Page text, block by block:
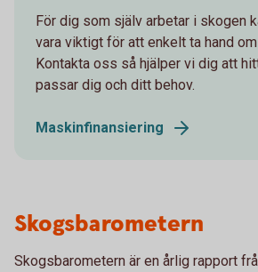
För dig som själv arbetar i skogen
vara viktigt för att enkelt ta hand
Kontakta oss så hjälper vi dig att
passar dig och ditt behov.
Maskinfinansiering
Skogsbarometern
Skogsbarometern är en årlig rapport